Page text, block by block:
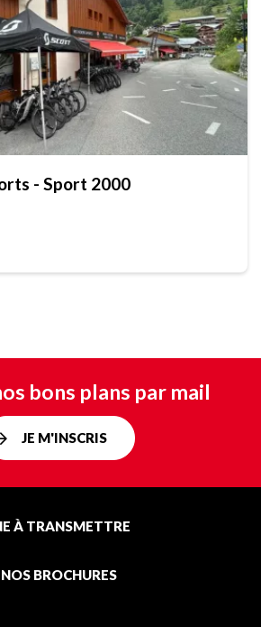
- Sport 2000
bons plans par mail
JE M'INSCRIS
À TRANSMETTRE
BROCHURES